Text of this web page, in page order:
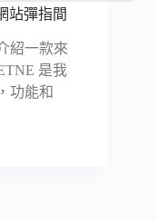
站彈指間
紹一款來
是我
功能和